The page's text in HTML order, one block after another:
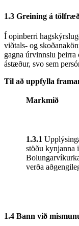
1.3 Greining á
Í opinberri
viðtals- og
gagna úrvinnslu þeirra
ástæður, svo sem
Til að uppfylla
Markmið
1.3.1
stöðu kynjanna
verða
1.4 Bann við